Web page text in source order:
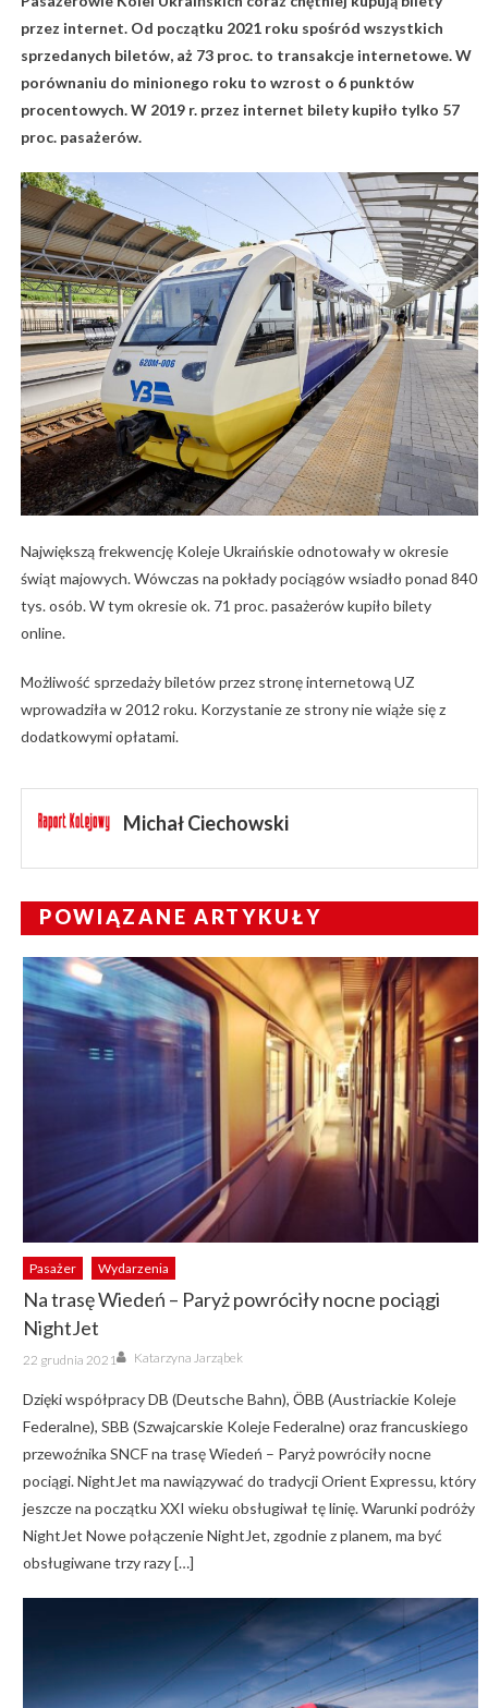
przez internet. Od początku 2021 roku spośród wszystkich
sprzedanych biletów, aż 73 proc. to transakcje internetowe. W
porównaniu do minionego roku to wzrost o 6 punktów
procentowych. W 2019 r. przez internet bilety kupiło tylko 57
proc. pasażerów.
Największą frekwencję Koleje Ukraińskie odnotowały w okresie
świąt majowych. Wówczas na pokłady pociągów wsiadło ponad 840
tys. osób. W tym okresie ok. 71 proc. pasażerów kupiło bilety
online.
Możliwość sprzedaży biletów przez stronę internetową UZ
wprowadziła w 2012 roku. Korzystanie ze strony nie wiąże się z
dodatkowymi opłatami.
Michał Ciechowski
POWIĄZANE ARTYKUŁY
Pasażer Wydarzenia
Na trasę Wiedeń – Paryż powróciły nocne pociągi
NightJet
Posted
on
22 grudnia 2021 Author
Katarzyna Jarząbek
Dzięki współpracy DB (Deutsche Bahn), ӦBB (Austriackie Koleje
Federalne), SBB (Szwajcarskie Koleje Federalne) oraz francuskiego
przewoźnika SNCF na trasę Wiedeń – Paryż powróciły nocne
pociągi. NightJet ma nawiązywać do tradycji Orient Expressu, który
jeszcze na początku XXI wieku obsługiwał tę linię. Warunki podróży
NightJet Nowe połączenie NightJet, zgodnie z planem, ma być
obsługiwane trzy razy […]